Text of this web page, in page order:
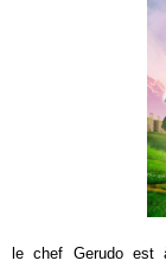
le chef Gerudo est